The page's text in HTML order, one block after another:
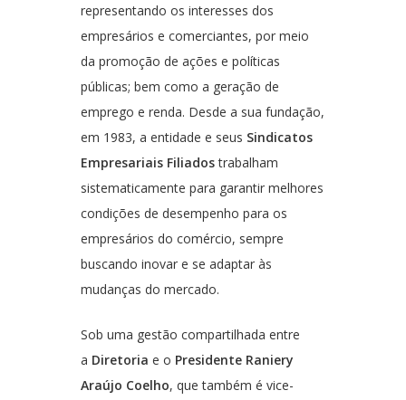
representando os interesses dos
empresários e comerciantes, por meio
da promoção de ações e políticas
públicas; bem como a geração de
emprego e renda. Desde a sua fundação,
em 1983, a entidade e seus Sindicatos
Empresariais Filiadostrabalham
sistematicamente para garantir melhores
condições de desempenho para os
empresários do comércio, sempre
buscando inovar e se adaptar às
mudanças do mercado.
Sob uma gestão compartilhada entre
a Diretoria e o Presidente Raniery
Araújo Coelho, que também é vice-